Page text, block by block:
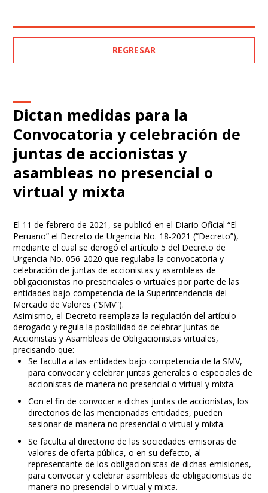
REGRESAR
Dictan medidas para la
Convocatoria y celebración de
juntas de accionistas y
asambleas no presencial o
virtual y mixta
El 11 de febrero de 2021, se publicó en el Diario Oficial “El
Peruano” el Decreto de Urgencia No. 18-2021 (“Decreto”),
mediante el cual se derogó el artículo 5 del Decreto de
Urgencia No. 056-2020 que regulaba la convocatoria y
celebración de juntas de accionistas y asambleas de
obligacionistas no presenciales o virtuales por parte de las
entidades bajo competencia de la Superintendencia del
Mercado de Valores (“SMV”).
Asimismo, el Decreto reemplaza la regulación del artículo
derogado y regula la posibilidad de celebrar Juntas de
Accionistas y Asambleas de Obligacionistas virtuales,
precisando que:
Se faculta a las entidades bajo competencia de la SMV,
para convocar y celebrar juntas generales o especiales de
accionistas de manera no presencial o virtual y mixta.
Con el fin de convocar a dichas juntas de accionistas, los
directorios de las mencionadas entidades, pueden
sesionar de manera no presencial o virtual y mixta.
Se faculta al directorio de las sociedades emisoras de
valores de oferta pública, o en su defecto, al
representante de los obligacionistas de dichas emisiones,
para convocar y celebrar asambleas de obligacionistas de
manera no presencial o virtual y mixta.